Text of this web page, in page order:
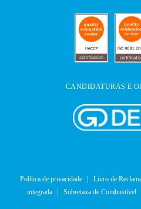
CANDIDATURAS E
Política de privacidade Livro de
integrada
Sobretaxa de Combustível